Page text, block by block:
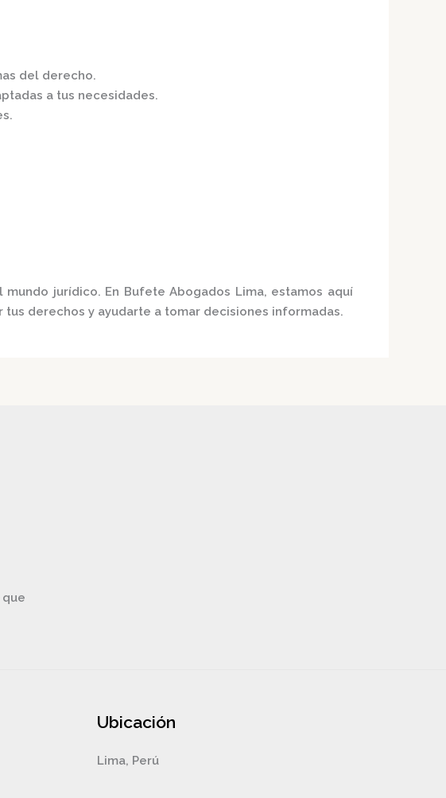
del derecho.
a tus necesidades.
jurídico. En Bufete Abogados Lima, estamos aquí
derechos y ayudarte a tomar decisiones informadas.
Ubicación
Lima, Perú